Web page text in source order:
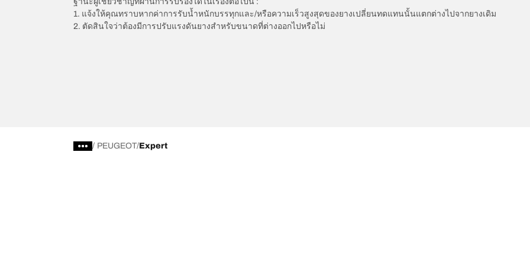
1. แจ้งให้คุณทราบหากค่าการรับน้ำหนักบรรทุกและ/หรือความเร็วสูงสุดของยางเปลี่ยนทดแทนนั้นแตกต่างไปจากยางเดิม
2. ตัดสินใจว่าต้องมีการปรับแรงดันยางสำหรับขนาดที่ต่างออกไปหรือไม่
/ PEUGEOT Expert